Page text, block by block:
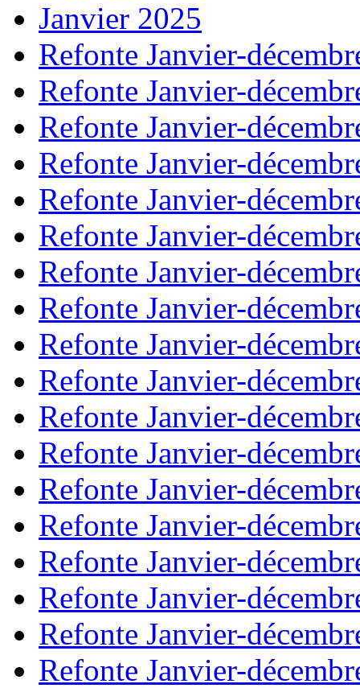
Janvier 2025
Refonte Janvier-
Refonte Janvier-
Refonte Janvier-
Refonte Janvier-
Refonte Janvier-
Refonte Janvier-
Refonte Janvier-
Refonte Janvier-
Refonte Janvier-
Refonte Janvier-
Refonte Janvier-
Refonte Janvier-
Refonte Janvier-
Refonte Janvier-
Refonte Janvier-
Refonte Janvier-
Refonte Janvier-
Refonte Janvier-